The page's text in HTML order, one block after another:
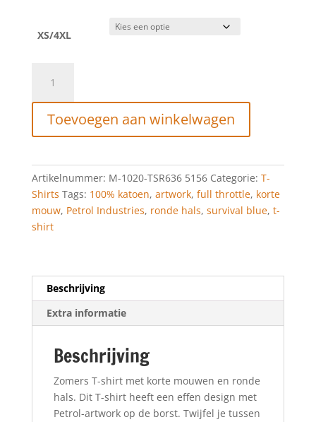
XS/4XL
Industries
Full
throttle
T-
Survival
Blue
aantal
Toevoegen aan winkelwagen
Artikelnummer: M-1020-TSR636 5156 Categorie: T-
Shirts Tags: 100% katoen, artwork, full throttle, korte
mouw, Petrol Industries, ronde hals, survival blue, t-
shirt
Beschrijving
Extra informatie
Beschrijving
Zomers T-shirt met korte mouwen en ronde
hals. Dit T-shirt heeft een effen design met
Petrol-artwork op de borst. Twijfel je tussen